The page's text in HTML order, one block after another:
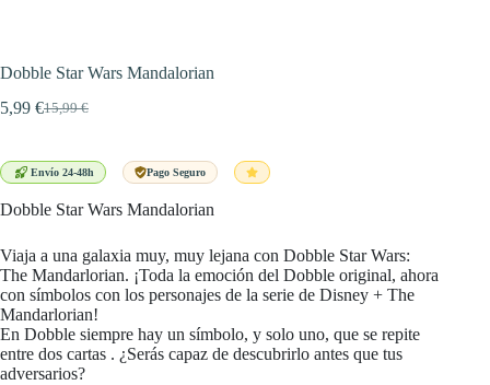
Dobble Star Wars Mandalorian
15,99€
El
era:
5,99 €El
es:
Envío 24-48h Pago Seguro
Dobble Star Wars Mandalorian
Viaja a una galaxia muy, muy lejana con Dobble Star Wars:
The Mandarlorian. ¡Toda la emoción del Dobble original, ahora
con símbolos con los personajes de la serie de Disney + The
Mandarlorian!
En Dobble siempre hay un símbolo, y solo uno, que se repite
entre dos cartas . ¿Serás capaz de descubrirlo antes que tus
adversarios?